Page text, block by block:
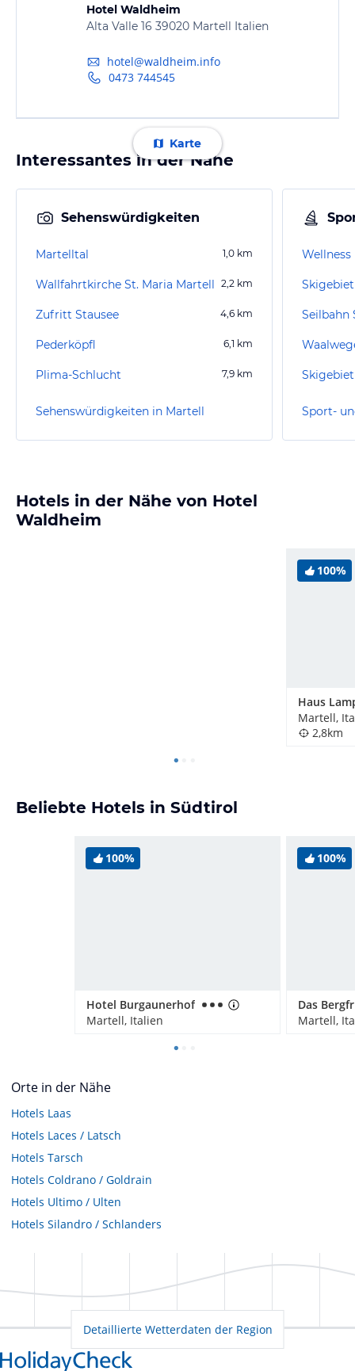
Hotel Waldheim
Alta Valle 16 39020 Martell Italien
hotel@waldheim.info
0473 744545
Karte
Interessantes in der Nähe
Sehenswürdigkeiten
Martelltal 1,0 km
Wallfahrtkirche St. Maria Martell 2,2 km
Zufritt Stausee 4,6 km
Pederköpfl 6,1 km
Plima-Schlucht 7,9 km
Sehenswürdigkeiten in Martell
Seilbahn
Sport-
Hotels in der Nähe von Hotel
Waldheim
100%
Haus
Martell,
2,8km
Beliebte Hotels in Südtirol
100%
Hotel Burgaunerhof
Martell, Italien
100%
Martell,
Orte in der Nähe
Hotels Laas
Hotels Laces / Latsch
Hotels Tarsch
Hotels Coldrano / Goldrain
Hotels Ultimo / Ulten
Hotels Silandro / Schlanders
Detaillierte Wetterdaten der Region